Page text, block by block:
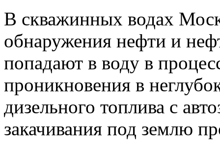
В скважинных водах
обнаружения нефти и
попадают в воду в
проникновения в
дизельного топлива с
закачивания под землю